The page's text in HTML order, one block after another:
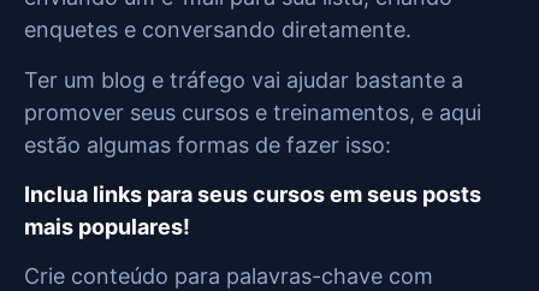
enquetes e conversando diretamente.
Ter um blog e tráfego vai ajudar bastante a
promover seus cursos e treinamentos, e aqui
estão algumas formas de fazer isso:
Inclua links para seus cursos em seus posts
mais populares!
Crie conteúdo para palavras-chave com